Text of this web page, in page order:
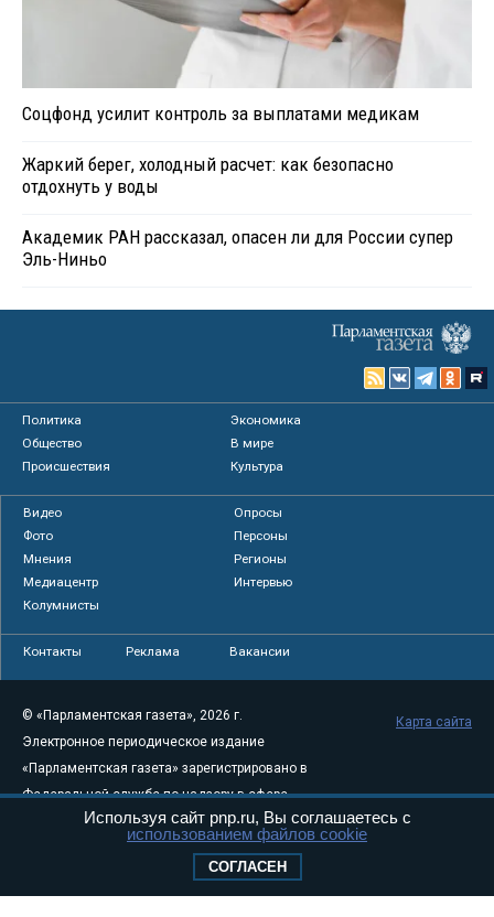
Соцфонд усилит контроль за выплатами медикам
Жаркий берег, холодный расчет: как безопасно
отдохнуть у воды
Академик РАН рассказал, опасен ли для России супер
Эль-Ниньо
Политика
Экономика
Общество
В мире
Происшествия
Культура
Видео
Опросы
Фото
Персоны
Мнения
Регионы
Медиацентр
Интервью
Колумнисты
Контакты Реклама Вакансии
© «Парламентская газета», 2026 г.
Электронное периодическое издание
«Парламентская газета» зарегистрировано в
Федеральной службе по надзору в сфере
связи, информационных технологий и
массовых коммуникаций (Роскомнадзор) 05
Свидетельство о регистрации Эл № ФС77-
Карта сайта
Используя сайт pnp.ru, Вы соглашаетесь с
использованием файлов cookie
СОГЛАСЕН